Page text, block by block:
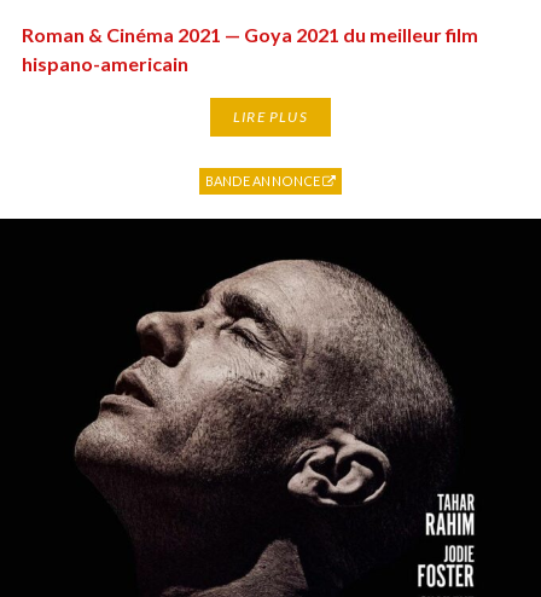
Roman & Cinéma 2021 — Goya 2021 du meilleur film
hispano-americain
LIRE PLUS
BANDE ANNONCE